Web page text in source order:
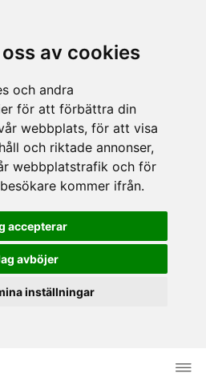
av cookies
och andra
för att förbättra din
webbplats, för att visa
och riktade annonser,
webbplatstrafik och för
kommer ifrån.
accepterar
avböjer
inställningar